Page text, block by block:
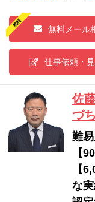
無料メール
仕事依頼・
佐
づ
難
【
【
な